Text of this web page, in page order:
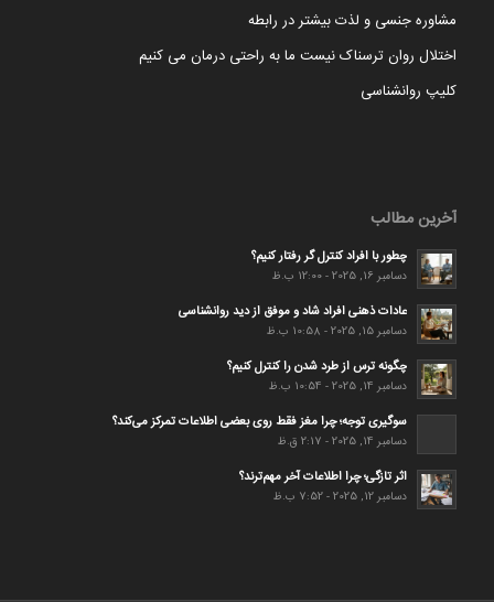
مشاوره جنسی و لذت بیشتر در رابطه
اختلال روان ترسناک نیست ما به راحتی درمان می کنیم
کلیپ روانشناسی
آخرین مطالب
چطور با افراد کنترل گر رفتار کنیم؟
دسامبر 16, 2025 - 12:00 ب.ظ
عادات ذهنی افراد شاد و موفق از دید روانشناسی
دسامبر 15, 2025 - 10:58 ب.ظ
چگونه ترس از طرد شدن را کنترل کنیم؟
دسامبر 14, 2025 - 10:54 ب.ظ
سوگیری توجه؛ چرا مغز فقط روی بعضی اطلاعات تمرکز می‌کند؟
دسامبر 14, 2025 - 2:17 ق.ظ
اثر تازگی؛ چرا اطلاعات آخر مهم‌ترند؟
دسامبر 12, 2025 - 7:52 ب.ظ